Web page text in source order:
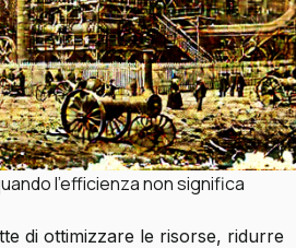
l'efficienza non significa
di ottimizzare le risorse, ridurre